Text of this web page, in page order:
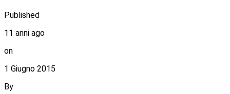
Published
11 anni ago
on
1 Giugno 2015
By